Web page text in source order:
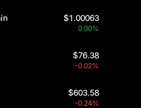
$1.00063
0.00%
$76.38
-0.02%
$603.58
-0.24%